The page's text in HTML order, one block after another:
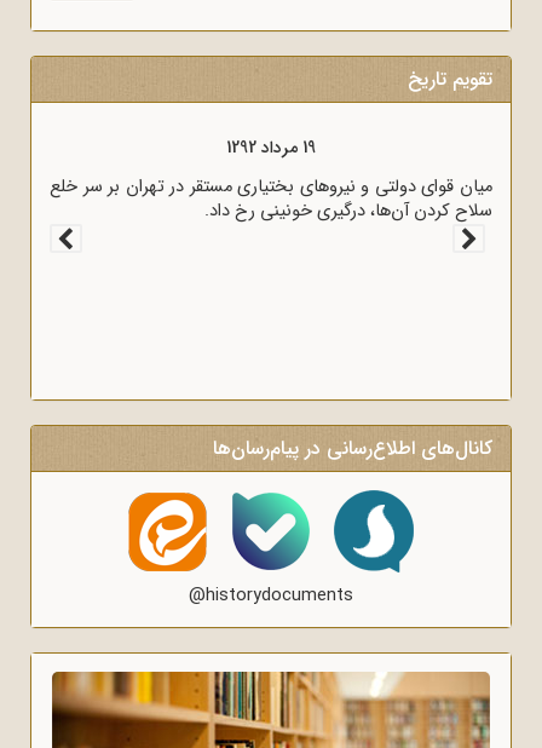
تقویم تاریخ
19 مرداد 1294
قوای انگلیس بوشهر را به اشغال خود درآوردند.
کانال‌های اطلاع‌رسانی در پیام‌رسان‌ها
@historydocuments